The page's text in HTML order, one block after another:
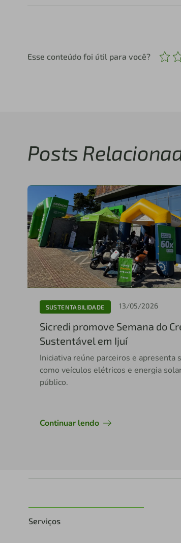
Esse conteúdo foi útil para você?
Posts
SUSTENTABILIDADE 13/05/2026
Sicredi promove Semana do
Sustentável em Ijuí
Iniciativa reúne parceiros e apresenta
como veículos elétricos e energia
público.
Continuar lendo
Serviços